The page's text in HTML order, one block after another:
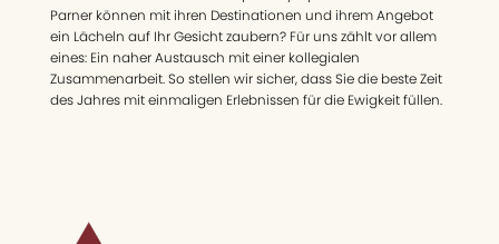
Parner können mit ihren Destinationen und ihrem Angebot
ein Lächeln auf Ihr Gesicht zaubern? Für uns zählt vor allem
eines: Ein naher Austausch mit einer kollegialen
Zusammenarbeit. So stellen wir sicher, dass Sie die beste Zeit
des Jahres mit einmaligen Erlebnissen für die Ewigkeit füllen.